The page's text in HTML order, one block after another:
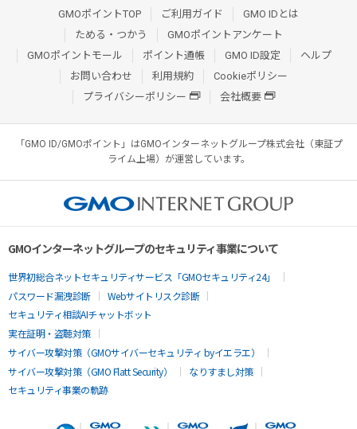
GMOポイントTOP ご利用ガイド
GMO IDとは
ためる・つかう
GMOポイントアンケート
GMOポイントモール
ポイント通帳 GMO ID設定
ヘルプ
お問い合わせ
利用規約
Cookieポリシー
プライバシーポリシー
会社概要
「GMO ID/GMOポイント」はGMOインターネットグループ株式会社（東証プ
ライム上場）が運営しています。
GMOインターネットグループのセキュリティ事業について
世界初総合ネットセキュリティサービス「GMOセキュリティ24」
パスワード漏洩診断
Webサイトリスク診断
セキュリティ相談AIチャットボット
実在証明・盗聴対策
サイバー攻撃対策（GMOサイバーセキュリティ byイエラエ）
サイバー攻撃対策（GMO Flatt Security）
なりすまし対策
セキュリティ事業の軌跡